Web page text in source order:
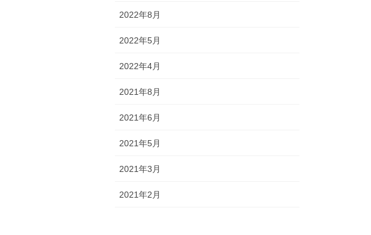
2022年8月
2022年5月
2022年4月
2021年8月
2021年6月
2021年5月
2021年3月
2021年2月